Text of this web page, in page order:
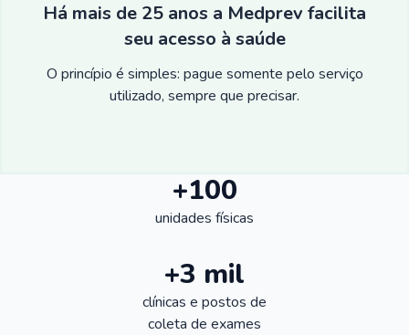
Há mais de 25 anos a Medprev facilita
seu acesso à saúde
O princípio é simples: pague somente pelo serviço
utilizado, sempre que precisar.
+100
unidades físicas
+3 mil
clínicas e postos de
coleta de exames